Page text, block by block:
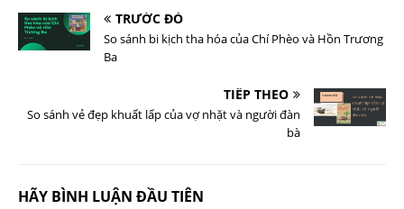
TRƯỚC ĐÓ
So sánh bi kịch tha hóa của Chí Phèo và Hồn Trương
Ba
TIẾP THEO
So sánh vẻ đẹp khuất lấp của vợ nhặt và người đàn
bà
HÃY BÌNH LUẬN ĐẦU TIÊN